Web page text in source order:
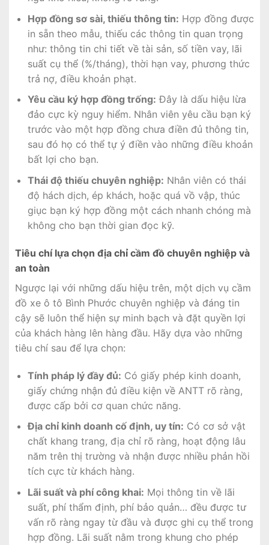
Hợp đồng sơ sài, thiếu thông tin: Hợp đồng được
in sẵn theo mẫu, thiếu các thông tin quan trọng
như: thông tin chi tiết về tài sản, số tiền vay, lãi
suất cụ thể (%/tháng), thời hạn vay, phương thức
trả nợ, điều khoản phạt.
Yêu cầu ký hợp đồng trống: Đây là dấu hiệu lừa
đảo cực kỳ nguy hiểm. Nhân viên yêu cầu bạn ký
trước vào một hợp đồng chưa điền đủ thông tin,
sau đó họ có thể tự ý điền vào những điều khoản
bất lợi cho bạn.
Thái độ thiếu chuyên nghiệp: Nhân viên có thái
độ hách dịch, ép khách, hoặc quá vồ vập, thúc
giục bạn ký hợp đồng một cách nhanh chóng mà
không cho bạn thời gian đọc kỹ.
Tiêu chí lựa chọn địa chỉ cầm đồ chuyên nghiệp và
an toàn
Ngược lại với những dấu hiệu trên, một dịch vụ cầm
đồ xe ô tô Bình Phước chuyên nghiệp và đáng tin
cậy sẽ luôn thể hiện sự minh bạch và đặt quyền lợi
của khách hàng lên hàng đầu. Hãy dựa vào những
tiêu chí sau để lựa chọn:
Tính pháp lý đầy đủ: Có giấy phép kinh doanh,
giấy chứng nhận đủ điều kiện về ANTT rõ ràng,
được cấp bởi cơ quan chức năng.
Địa chỉ kinh doanh cố định, uy tín: Có cơ sở vật
chất khang trang, địa chỉ rõ ràng, hoạt động lâu
năm trên thị trường và nhận được nhiều phản hồi
tích cực từ khách hàng.
Lãi suất và phí công khai: Mọi thông tin về lãi
suất, phí thẩm định, phí bảo quản… đều được tư
vấn rõ ràng ngay từ đầu và được ghi cụ thể trong
hợp đồng. Lãi suất nằm trong khung cho phép